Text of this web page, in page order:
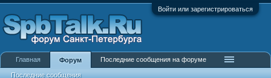
Войти или зарегистрироваться
Главная Форум
Последние сообщения
Последние сообщения на форуме